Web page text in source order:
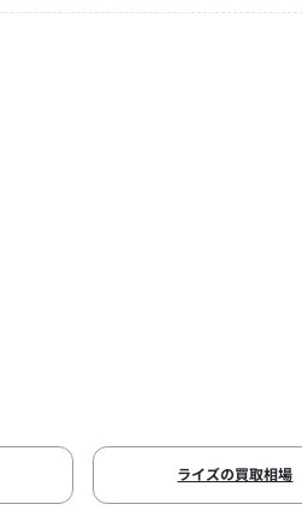
ライズの買取相場